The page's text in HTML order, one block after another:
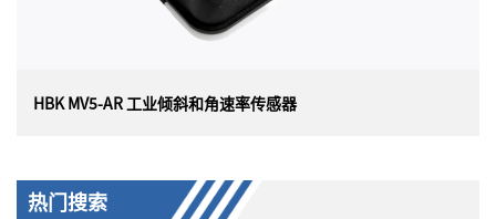
HBK MV5-AR 工业倾斜和角速率传感器
HBK MV5-AR 工业倾斜和角速率传感器
热门搜索